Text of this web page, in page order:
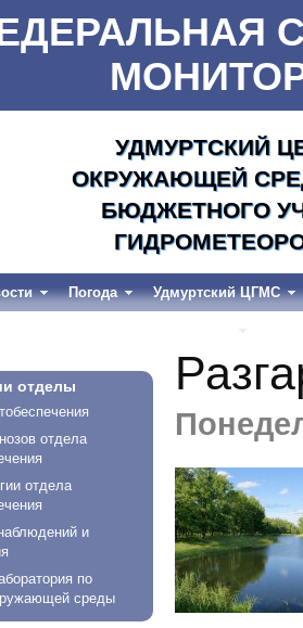
УДМУРТСКИЙ
ОКРУЖАЮЩЕЙ
БЮДЖЕТНОГО
Погода Удмуртский ЦГМС
отделы
отдела
отдела
и
по
среды